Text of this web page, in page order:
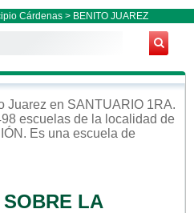
Cárdenas > BENITO JUAREZ
Juarez en SANTUARIO 1RA.
escuelas de la localidad de
. Es una escuela de
LA